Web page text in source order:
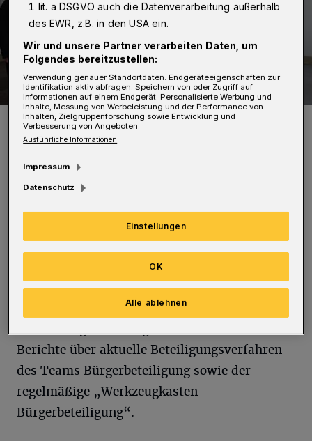
Arzu Çiçek (Mitte) ist die neue Beauftragte für Antidiskriminierung.
Fragen dazu beantwortet Nicole Wiemann
(Projektleitung der BUGA in der Wuppertaler
Stadtverwaltung). Dr. Arzu Çiçek (städtische
Beauftragte für Antidiskriminierung) stellt die
geplante Antidiskriminierungs-Strategie vor.
Berichte über aktuelle Beteiligungsverfahren
des Teams Bürgerbeteiligung sowie der
regelmäßige „Werkzeugkasten
Bürgerbeteiligung“.
1 lit. a DSGVO auch die Datenverarbeitung außerhalb
des EWR, z.B. in den USA ein.
Wir und unsere Partner verarbeiten Daten, um
Folgendes bereitzustellen:
Verwendung genauer Standortdaten. Endgeräteeigenschaften zur
Identifikation aktiv abfragen. Speichern von oder Zugriff auf
Informationen auf einem Endgerät. Personalisierte Werbung und
Inhalte, Messung von Werbeleistung und der Performance von
Inhalten, Zielgruppenforschung sowie Entwicklung und
Verbesserung von Angeboten.
Ausführliche Informationen
Impressum
Datenschutz
Einstellungen
Alle ablehnen
OK